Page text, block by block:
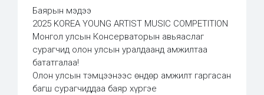
Баярын мэдээ
2025 KOREA YOUNG ARTIST MUSIC COMPETITION
Монгол улсын Консерваторын авьяаслаг
сурагчид олон улсын уралдаанд амжилтаа
бататгалаа!
Олон улсын тэмцээнээс өндөр амжилт гаргасан
багш сурагчиддаа баяр хүргэе